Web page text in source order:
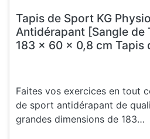
Tapis de Sport KG
Antidérapant [Sangle de
183 x 60 x 0,8 cm Tapis
Faites vos exercices en tout
de sport antidérapant de
grandes dimensions de 183…